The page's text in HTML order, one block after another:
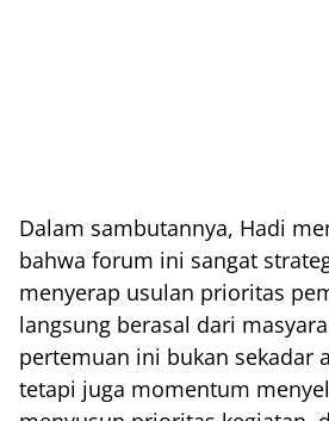
Dalam sambutannya, Hadi
bahwa forum ini sangat
menyerap usulan prioritas
langsung berasal dari
pertemuan ini bukan sekadar
tetapi juga momentum